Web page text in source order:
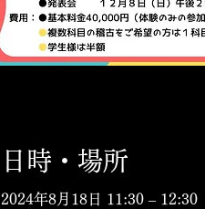
日時・場所
2024年8月18日 11:30 – 12:30